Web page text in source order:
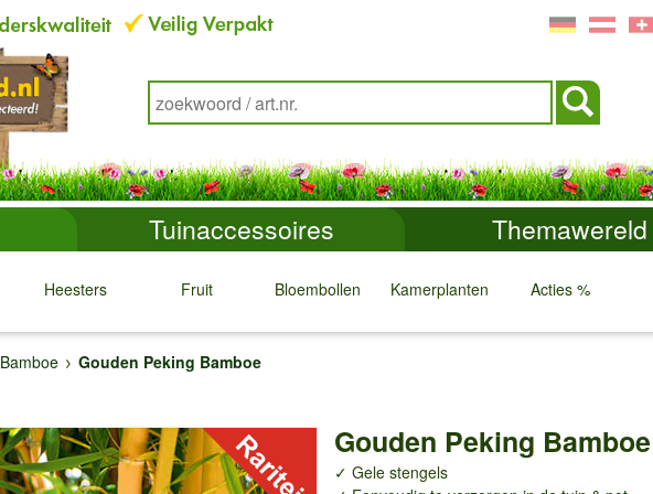
Tuinaccessoires Themawereld
Heesters
↓
Fruit
↓
Bloembollen
↓
Kamerplanten
↓
Acties %
↓ ↓
Bamboe Gouden Peking Bamboe
Gouden Peking Bamboe
✓ Gele stengels